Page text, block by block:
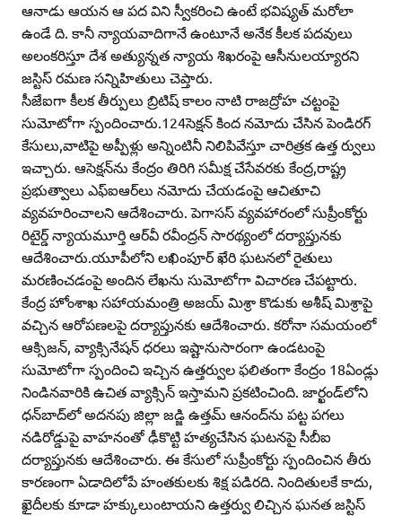
ఆనాడు ఆయన ఆ పద విని స్వీకరించి ఉంటే భవిష్యత్‌ మరోలా
ఉండే ది. కానీ న్యాయవాదిగానే ఉంటూనే అనేక కీలక పదవులు
అలంకరిస్తూ దేశ అత్యున్నత న్యాయ శిఖరంపై ఆసీనులయ్యారని
జస్టిస్‌ రమణ సన్నిహితులు చెప్తారు.
సీజేఐగా కీలక తీర్పులు బ్రిటిష్‌ కాలం నాటి రాజద్రోహ చట్టంపై
సుమోటోగా స్పందించారు.124సెక్షన్‌ కింద నమోదు చేసిన పెండిరగ్‌
కేసులు,వాటిపై అప్పీళ్లు అన్నింటినీ నిలిపివేస్తూ చారిత్రక ఉత్త ర్వులు
ఇచ్చారు. ఆసెక్షన్‌ను కేంద్రం తిరిగి సమీక్ష చేసేవరకు కేంద్ర,రాష్ట్ర
ప్రభుత్వాలు ఎఫ్‌ఐఆర్‌లు నమోదు చేయడంపై ఆచితూచి
వ్యవహరించాలని ఆదేశించారు. పెగాసస్‌ వ్యవహారంలో సుప్రీంకోర్టు
రిటైర్డ్‌ న్యాయమూర్తి ఆర్‌వీ రవీంద్రన్‌ సారథ్యంలో దర్యాప్తునకు
ఆదేశించారు.యూపీలోని లఖింపూర్‌ ఖేరి ఘటనలో రైతులు
మరణించడంపై అందిన లేఖను సుమోటోగా విచారణ చేపట్టారు.
కేంద్ర హోంశాఖ సహాయమంత్రి అజయ్‌ మిశ్రా కొడుకు అశీష్‌ మిశ్రాపై
వచ్చిన ఆరోపణలపై దర్యాప్తునకు ఆదేశించారు. కరోనా సమయంలో
ఆక్సిజన్‌, వ్యాక్సినేషన్‌ ధరలు ఇష్టానుసారంగా ఉండటంపై
సుమోటోగా స్పందించి ఇచ్చిన ఉత్తర్వుల ఫలితంగా కేంద్రం 18ఏండ్లు
నిండినవారికి ఉచిత వ్యాక్సిన్‌ ఇస్తామని ప్రకటించింది. జార్ఖండ్‌లోని
ధన్‌బాద్‌లో అదనపు జిల్లా జడ్జి ఉత్తమ్‌ ఆనంద్‌ను పట్ట పగలు
నడిరోడ్డుపై వాహనంతో ఢీకొట్టి హత్యచేసిన ఘటనపై సీబీఐ
దర్యాప్తునకు ఆదేశించారు. ఈ కేసులో సుప్రీంకోర్టు స్పందించిన తీరు
కారణంగా ఏడాదిలోపే హంతకులకు శిక్ష పడిరది. నిందితులకే కాదు,
ఖైదీలకు కూడా హక్కులుంటాయని ఉత్తర్వు లిచ్చిన ఘనత జస్టిస్‌